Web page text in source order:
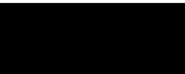
し、環境パフォーマンスを向上させるためのマネジメン